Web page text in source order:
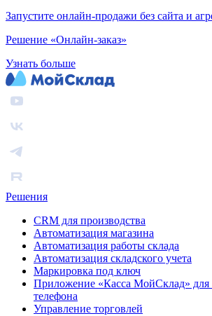
Запустите онлайн-продажи без сайта и
Решение «Онлайн-заказ»
Узнать больше
Решения
CRM для производства
Автоматизация магазина
Автоматизация работы склада
Автоматизация складского учета
Маркировка под ключ
Приложение «Касса МойСклад» для
телефона
Управление торговлей